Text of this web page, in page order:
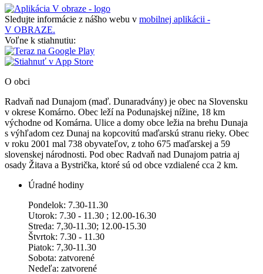
Sledujte informácie z nášho webu v mobilnej aplikácii -
V OBRAZE.
Voľne k stiahnutiu:
O obci
Radvaň nad Dunajom (maď. Dunaradvány) je obec na Slovensku
v okrese Komárno. Obec leží na Podunajskej nížine, 18 km
východne od Komárna. Ulice a domy obce ležia na brehu Dunaja
s výhľadom cez Dunaj na kopcovitú maďarskú stranu rieky. Obec
v roku 2001 mal 738 obyvateľov, z toho 675 maďarskej a 59
slovenskej národnosti. Pod obec Radvaň nad Dunajom patria aj
osady Žitava a Bystrička, ktoré sú od obce vzdialené cca 2 km.
Úradné hodiny
Pondelok: 7.30-11.30
Utorok: 7.30 - 11.30 ; 12.00-16.30
Streda: 7,30-11.30; 12.00-15.30
Štvrtok: 7.30 - 11.30
Piatok: 7,30-11.30
Sobota: zatvorené
Nedeľa: zatvorené